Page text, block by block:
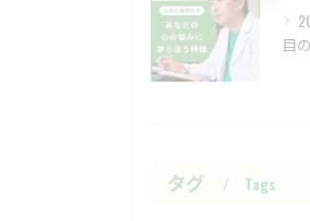
タグ Tags